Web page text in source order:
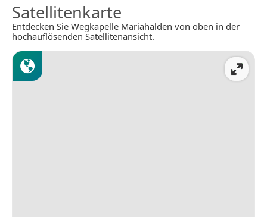
Satellitenkarte
Entdecken Sie Wegkapelle Mariahalden von oben in der
hochauflösenden Satellitenansicht.